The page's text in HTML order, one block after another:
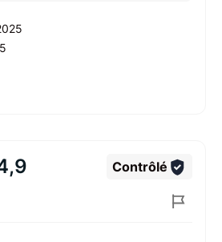
Contrôlé